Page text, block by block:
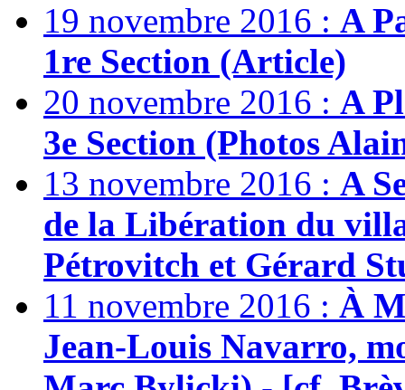
19 novembre 2016 : A
1re Section (Article)
20 novembre 2016 : A
3e Section (Photos
13 novembre 2016 : A
de la Libération du
Pétrovitch et Gérard
11 novembre 2016 : À
Jean-Louis Navarro,